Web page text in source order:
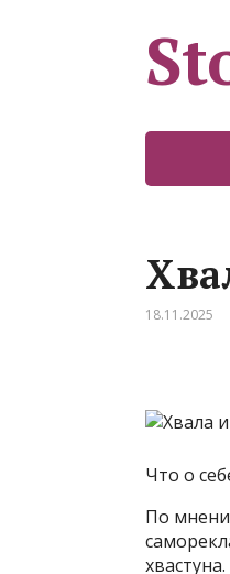
18.11.2025
Что о
По